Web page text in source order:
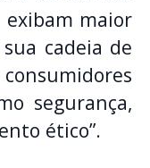
exibam maior
cadeia de
segurança,
ético”.